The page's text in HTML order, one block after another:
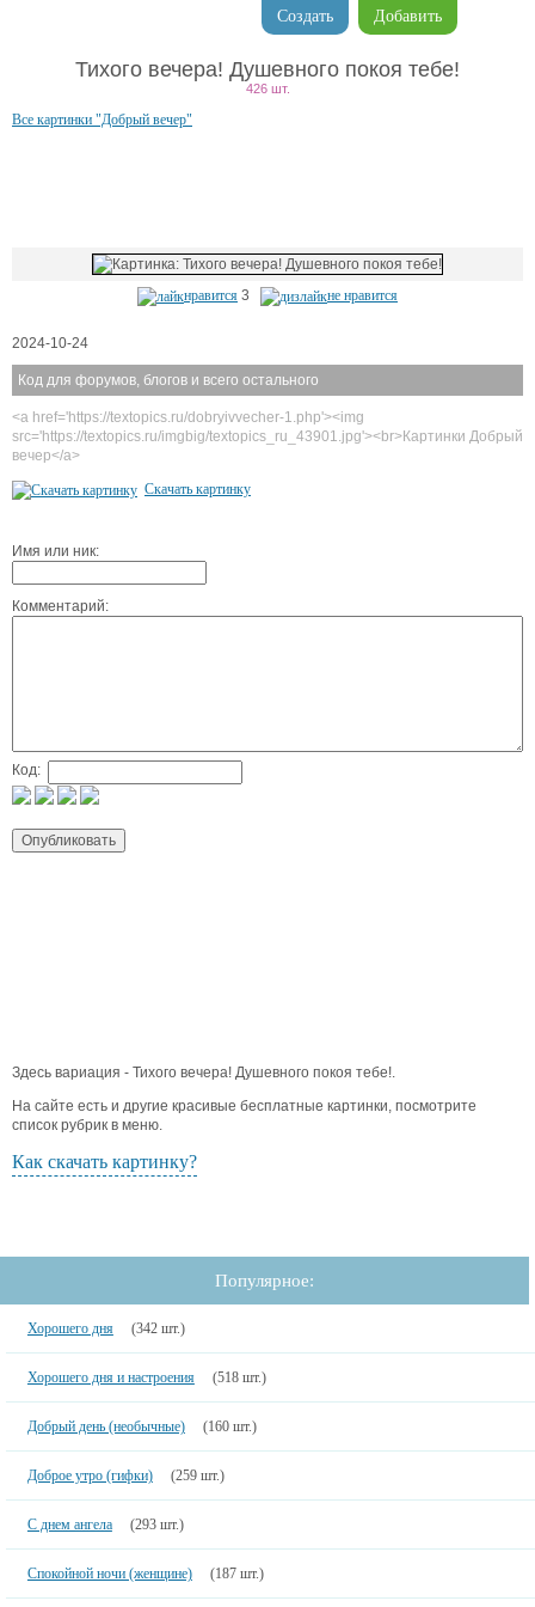
Добавить
Создать
Тихого вечера! Душевного покоя тебе!
426 шт.
Все картинки "Добрый вечер"
нравится 3 не нравится
2024-10-24
Код для форумов, блогов и всего остального
<a href='https://textopics.ru/dobryivvecher-1.php'><img
src='https://textopics.ru/imgbig/textopics_ru_43901.jpg'><br>Картинки Добрый
вечер</a>
Скачать картинку
Имя или ник:
Комментарий:
Код:
Здесь вариация - Тихого вечера! Душевного покоя тебе!.
На сайте есть и другие красивые бесплатные картинки, посмотрите
список рубрик в меню.
Как скачать картинку?
Популярное:
Хорошего дня (342 шт.)
Хорошего дня и настроения (518 шт.)
Добрый день (необычные) (160 шт.)
Доброе утро (гифки) (259 шт.)
С днем ангела (293 шт.)
Спокойной ночи (женщине) (187 шт.)